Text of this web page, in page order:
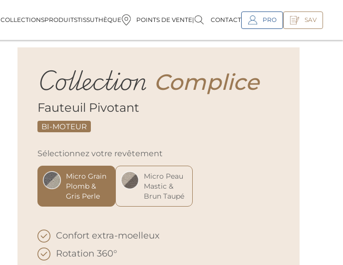
COLLECTIONSPRODUITSTISSUTHÈQUE POINTS DE VENTE| CONTACT PRO SAV
Collection Complice
Fauteuil Pivotant
BI-MOTEUR
Sélectionnez votre revêtement
Micro Grain
Plomb &
Gris Perle
Micro Peau
Mastic &
Brun Taupé
Confort extra-moelleux
Rotation 360°